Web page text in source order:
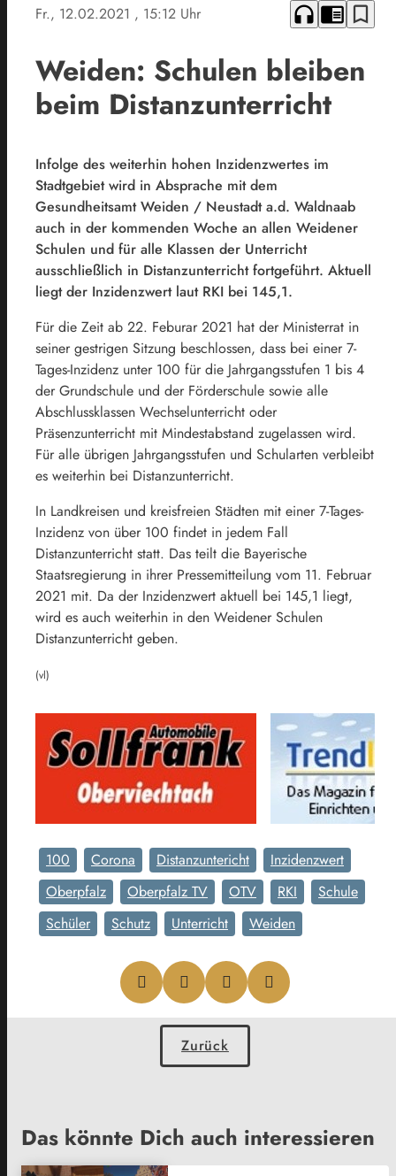
Fr., 12.02.2021 , 15:12 Uhr headphones chrome_reader_mode bookmark_border
Weiden: Schulen bleiben
beim Distanzunterricht
Infolge des weiterhin hohen Inzidenzwertes im
Stadtgebiet wird in Absprache mit dem
Gesundheitsamt Weiden / Neustadt a.d. Waldnaab
auch in der kommenden Woche an allen Weidener
Schulen und für alle Klassen der Unterricht
ausschließlich in Distanzunterricht fortgeführt. Aktuell
liegt der Inzidenzwert laut RKI bei 145,1.
Für die Zeit ab 22. Feburar 2021 hat der Ministerrat in
seiner gestrigen Sitzung beschlossen, dass bei einer 7-
Tages-Inzidenz unter 100 für die Jahrgangsstufen 1 bis 4
der Grundschule und der Förderschule sowie alle
Abschlussklassen Wechselunterricht oder
Präsenzunterricht mit Mindestabstand zugelassen wird.
Für alle übrigen Jahrgangsstufen und Schularten verbleibt
es weiterhin bei Distanzunterricht.
In Landkreisen und kreisfreien Städten mit einer 7-Tages-
Inzidenz von über 100 findet in jedem Fall
Distanzunterricht statt. Das teilt die Bayerische
Staatsregierung in ihrer Pressemitteilung vom 11. Februar
2021 mit. Da der Inzidenzwert aktuell bei 145,1 liegt,
wird es auch weiterhin in den Weidener Schulen
Distanzunterricht geben.
(vl)
100 Corona Distanzuntericht
Inzidenzwert
Oberpfalz
Oberpfalz TV OTV RKI
Schule
Schüler
Schutz Unterricht Weiden
Zurück
Das könnte Dich auch interessieren